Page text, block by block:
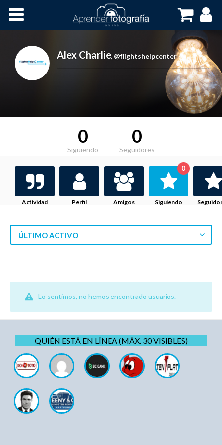
Cursos OnLine
Alex Charlie, @flightshelpcenter
0
Siguiendo
0
Seguidores
Actividad Perfil Amigos Siguiendo
0
ÚLTIMO ACTIVO
Lo sentimos, no hemos encontrado usuarios.
QUIÉN ESTÁ EN LÍNEA (MÁX. 30 VISIBLES)